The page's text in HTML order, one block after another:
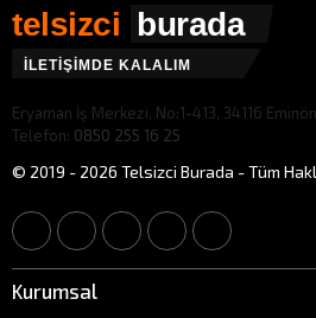
telsizci burada
İLETİŞİMDE KALALIM
Eryaman İş Merkezi, No:1-413, 34116
Telefon: 0850 255 16 25
© 2019 - 2026 Telsizci Burada - Tüm
Kurumsal